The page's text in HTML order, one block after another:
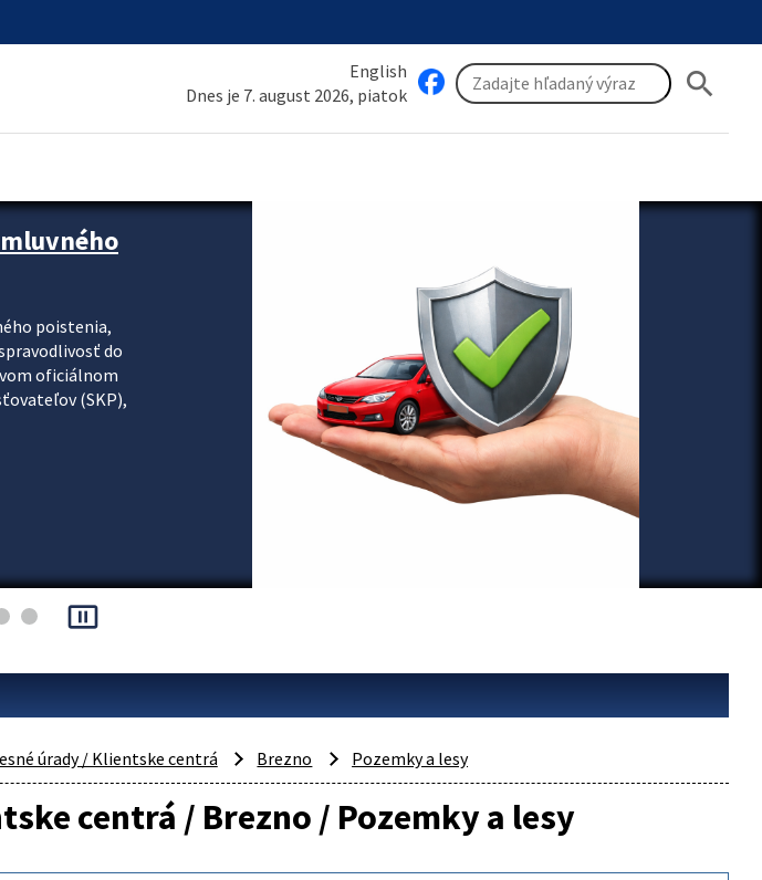
English
Dnes je 7. august 2026, piatok
search
poistenia,
do
oficiálnom
(SKP),
pause_presentation
úrady / Klientske centrá Brezno Pozemky a lesy
centrá / Brezno / Pozemky a lesy